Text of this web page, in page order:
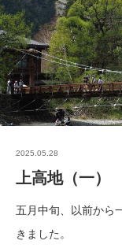
2025.05.28
上高地（一）
五月中旬、以前から
きました。